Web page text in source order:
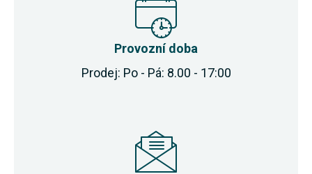
Provozní doba
Prodej: Po - Pá: 8.00 - 17:00